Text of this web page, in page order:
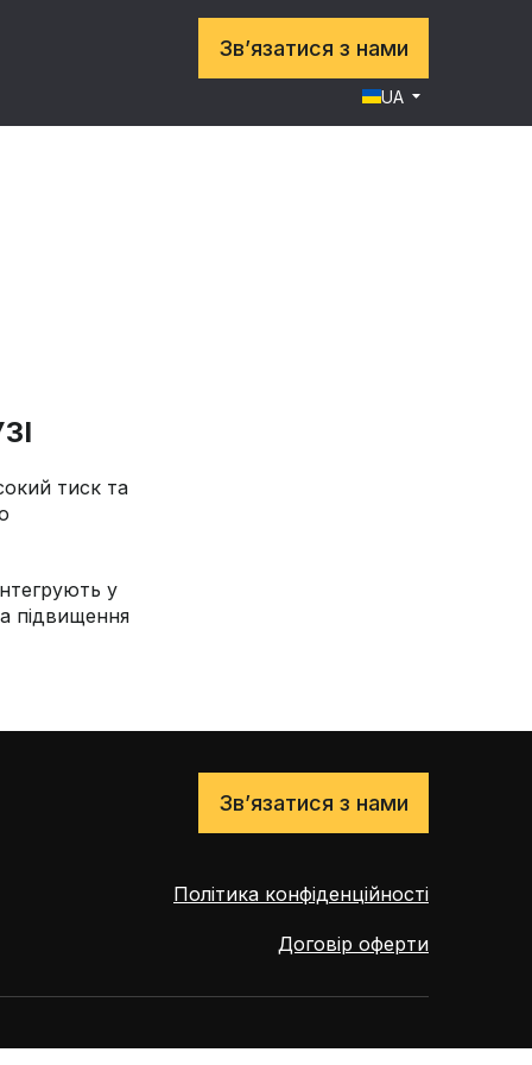
Зв’язатися з нами
UA
тиск та
у
підвищення
Зв’язатися з нами
Політика конфіденційності
Договір оферти